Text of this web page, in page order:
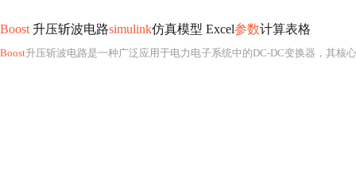
Boost 升压斩波电路simulink仿真模型 Excel参数计算表格
Boost升压斩波电路是一种广泛应用于电力电子系统中的DC-DC变换器，其核心功能是将较低的直流输入电压升高为较高的直流输出电压，因此在新能源发电（如太阳能光